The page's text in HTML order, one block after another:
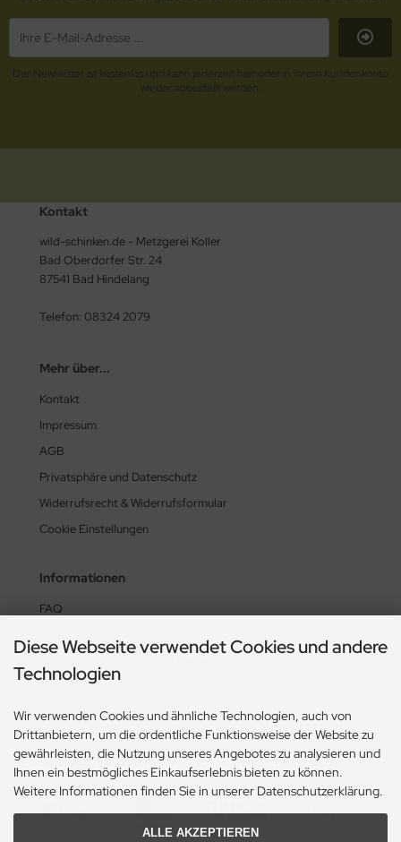
Kontakt
wild-schinken.de - Metzgerei Koller
Bad Oberdorfer Str. 24
87541 Bad Hindelang
Telefon: 08324 2079
Mehr über...
Kontakt
Impressum
AGB
Privatsphäre und Datenschutz
Widerrufsrecht & Widerrufsformular
Cookie Einstellungen
Informationen
FAQ
Paketverfolgung
Ansprechpartner
Zahlungsmethoden
Diese Webseite verwendet Cookies und andere
Technologien
Wir verwenden Cookies und ähnliche Technologien, auch von
Drittanbietern, um die ordentliche Funktionsweise der Website zu
gewährleisten, die Nutzung unseres Angebotes zu analysieren und
Ihnen ein bestmögliches Einkaufserlebnis bieten zu können.
Weitere Informationen finden Sie in unserer Datenschutzerklärung.
ALLE AKZEPTIEREN